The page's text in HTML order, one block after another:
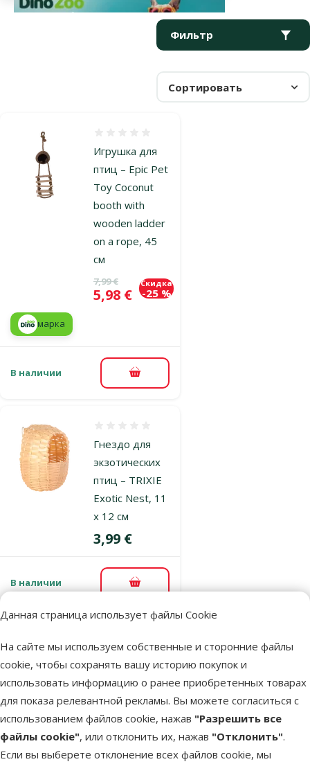
Данная страница использует файлы Cookie
На сайте мы используем собственные и сторонние файлы
cookie, чтобы сохранять вашу историю покупок и
использовать информацию о ранее приобретенных товарах
для показа релевантной рекламы. Вы можете согласиться с
использованием файлов cookie, нажав "Разрешить все
файлы cookie", или отклонить их, нажав "Отклонить".
Если вы выберете отклонение всех файлов cookie, мы
Фильтр
Сортировать
Игрушка для
птиц – Epic Pet
Toy Coconut
booth with
wooden ladder
on a rope, 45
см
Исходная цена
7,99 €
Цена
5,98 €
Скидка
-25 %
марка
В наличии В корзину
Гнездо для
экзотических
птиц – TRIXIE
Exotic Nest, 11
x 12 см
Цена
3,99 €
В наличии В корзину
Гнездо для
канареек –
TRIXIE Canary
Nest
2,49 €